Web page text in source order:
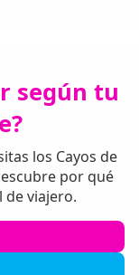
según tu
los Cayos de
por qué
viajero.